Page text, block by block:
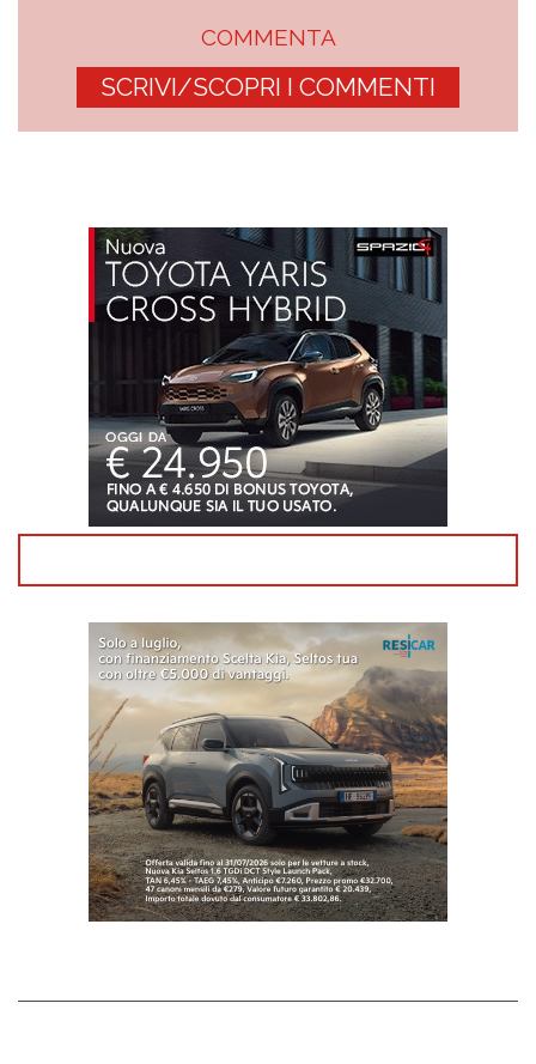
COMMENTA
SCRIVI/SCOPRI I COMMENTI